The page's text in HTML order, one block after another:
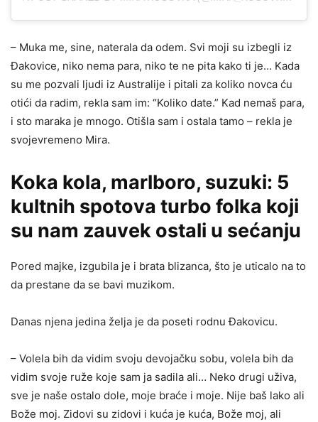
– Muka me, sine, naterala da odem. Svi moji su izbegli iz
Đakovice, niko nema para, niko te ne pita kako ti je… Kada
su me pozvali ljudi iz Australije i pitali za koliko novca ću
otići da radim, rekla sam im: “Koliko date.” Kad nemaš para,
i sto maraka je mnogo. Otišla sam i ostala tamo – rekla je
svojevremeno Mira.
Koka kola, marlboro, suzuki: 5
kultnih spotova turbo folka koji
su nam zauvek ostali u sećanju
Pored majke, izgubila je i brata blizanca, što je uticalo na to
da prestane da se bavi muzikom.
Danas njena jedina želja je da poseti rodnu Đakovicu.
– Volela bih da vidim svoju devojačku sobu, volela bih da
vidim svoje ruže koje sam ja sadila ali… Neko drugi uživa,
sve je naše ostalo dole, moje braće i moje. Nije baš lako ali
Bože moj. Zidovi su zidovi i kuća je kuća, Bože moj, ali